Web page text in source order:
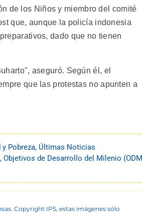
de los Niños y miembro del comité
que, aunque la policía indonesia
dado que no tienen
aseguró. Según él, el
que las protestas no apunten a
y Pobreza, Últimas Noticias
, Objetivos de Desarrollo del Milenio
Copyright IPS, estas imágenes sólo